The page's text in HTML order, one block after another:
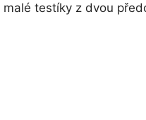
testíky z dvou